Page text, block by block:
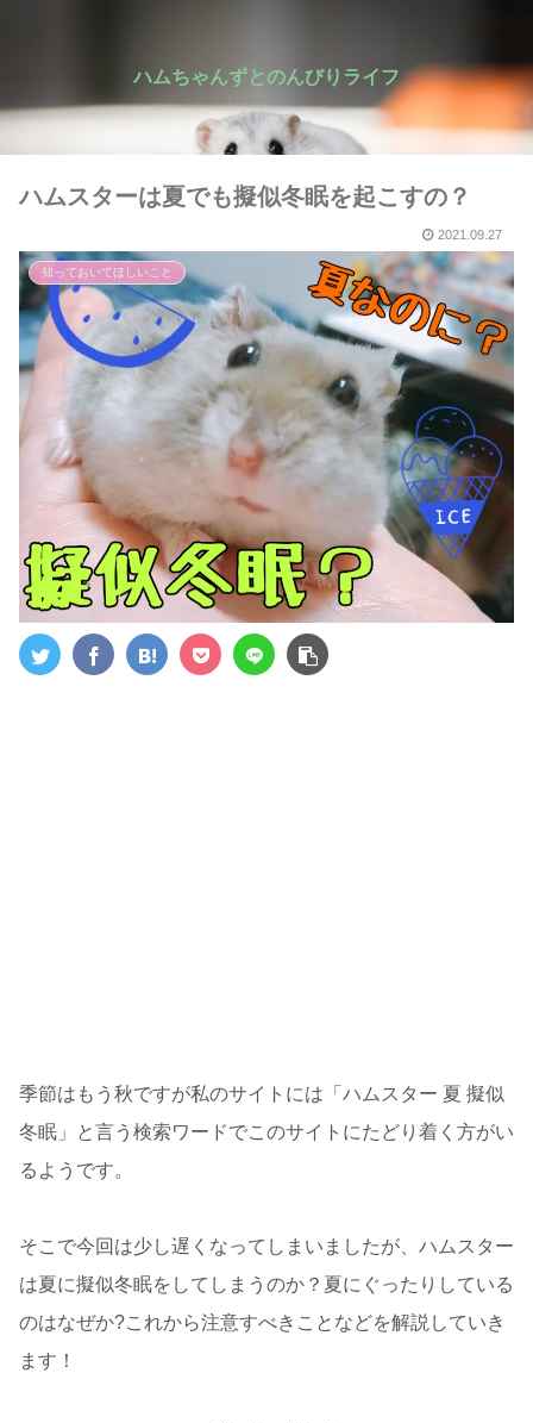
ハムちゃんずとのんびりライフ
ハムスターは夏でも擬似冬眠を起こすの？
2021.09.27
知っておいてほしいこと
季節はもう秋ですが私のサイトには「ハムスター 夏 擬似
冬眠」と言う検索ワードでこのサイトにたどり着く方がい
るようです。
そこで今回は少し遅くなってしまいましたが、ハムスター
は夏に擬似冬眠をしてしまうのか？夏にぐったりしている
のはなぜか?これから注意すべきことなどを解説していき
ます！